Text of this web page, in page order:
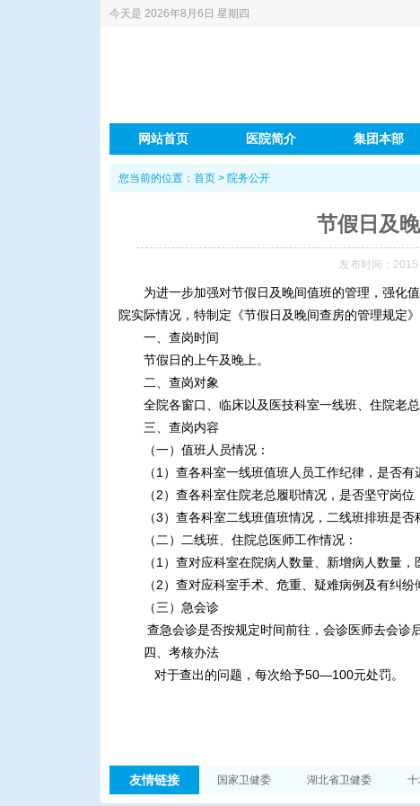
今天是 2026年8月6日 星期四
网站首页 医院简介 集团本部
您当前的位置： 首页 > 院务公开
节假日及
发布时间：
为进一步加强对节假日及晚间值班的管理，强化
院实际情况，特制定《节假日及晚间查房的管理规定》
一、查岗时间
节假日的上午及晚上。
二、查岗对象
全院各窗口、临床以及医技科室一线班、住院老总
三、查岗内容
（一）值班人员情况：
（1 ）查各科室一线班值班人员工作纪律，是否有
（2）查各科室住院老总履职情况，是否坚守岗位
（3）查各科室二线班值班情况，二线班排班是
（二）二线班、住院总医师工作情况：
（1 ）查对应科室在院病人数量、新增病人数量，
（2）查对应科室手术、危重、疑难病例及有纠纷
（三）急会诊
查急会诊是否按规定时间前往，会诊医师去会诊
四、考核办法
对于查出的问题，每次给予50—100元处罚。
友情链接 国家卫健委 湖北省卫健委